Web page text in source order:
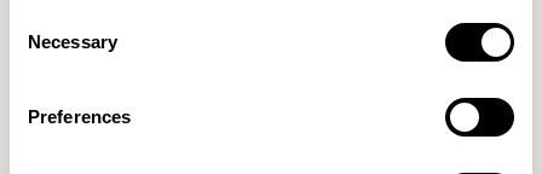
Selection
Necessary
Preferences
279,00kr.